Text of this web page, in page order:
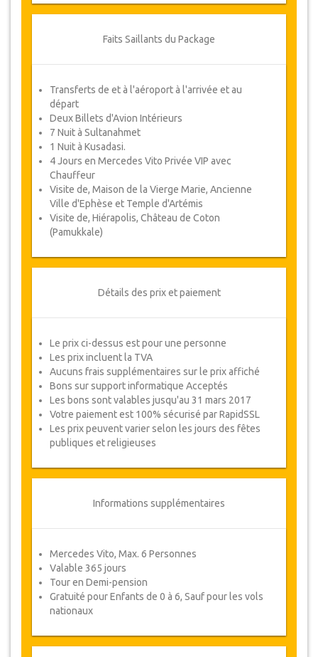
1 Nuit
Boutique Hotel à Kusadasi
Petit Déjeuner Inclus
Nuitées 4-5-6-7 & 8
5 Nuits
Hôtels 5* et Hôtels de Luxe à
Sultanahmet
Petit Déjeuner Inclus
Le luxueux Levni Hotel & Spa ou le Sura
Hagia Sophia Hotel
Veuillez Noter :Si l'achat du Package tour est
pour plus d'une personne, veuillez noter que
deux lits
3 personnes – Une chambre triple
4 personnes – Deux chambres double/à
deux lits
5 personnes – Une chambre double et
Une chambre triple
6 personnes – Deux chambres triples
Si vous avez besoin d’options de chambre
différentes, tels qu’une chambre familiale
ou des chambres séparées, veuillez
Vue d'ensemble du Tour
Jour 1: Journée libre
Jour 2: Visite de Dolmabahçe
Jour 3: Visite du Village de Cavusin,
Château d'Uchisar, Vallée du Pigeon,
Avanos
Jour 4: Visite du Musée en Plein Air
Jour 5: Visite de luxe du Bosphore d (2
Faits Saillants du Package
Transferts de et à l'aéroport à l'arrivée et au
départ
Deux Billets d'Avion Intérieurs
7 Nuit à Sultanahmet
1 Nuit à Kusadasi.
4 Jours en Mercedes Vito Privée VIP avec
Chauffeur
Visite de, Maison de la Vierge Marie, Ancienne
Ville d'Ephèse et Temple d'Artémis
Visite de, Hiérapolis, Château de Coton
(Pamukkale)
Détails des prix et paiement
Le prix ci-dessus est pour une personne
Les prix incluent la TVA
Aucuns frais supplémentaires sur le prix affiché
Bons sur support informatique Acceptés
Les bons sont valables jusqu'au 31 mars 2017
Votre paiement est 100% sécurisé par RapidSSL
Les prix peuvent varier selon les jours des fêtes
publiques et religieuses
Informations supplémentaires
Mercedes Vito, Max. 6 Personnes
Valable 365 jours
Tour en Demi-pension
Gratuité pour Enfants de 0 à 6, Sauf pour les vols
nationaux